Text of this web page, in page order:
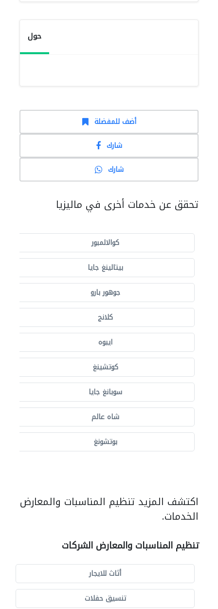
حول
أضف للمفضلة
شارك
شارك
تحقق عن خدمات أخرى في ماليزيا
كوالالمبور
بيتالينغ جايا
جوهور بارو
كلانج
ايبوه
كوتشينغ
سوبانغ جايا
شاه عالم
بوتشونغ
اكتشف المزيد تنظيم المناسبات والمعارض
الخدمات.
تنظيم المناسبات والمعارض الشركات
أثاث للايجار
تنسيق حفلات